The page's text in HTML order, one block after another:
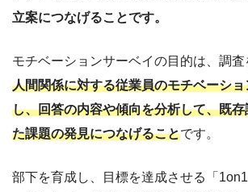
立案につなげることです。
モチベーションサーベイの目的は、調査
人間関係に対する従業員のモチベーシ
し、回答の内容や傾向を分析して、既
た課題の発見につなげることです。
部下を育成し、目標を達成させる「